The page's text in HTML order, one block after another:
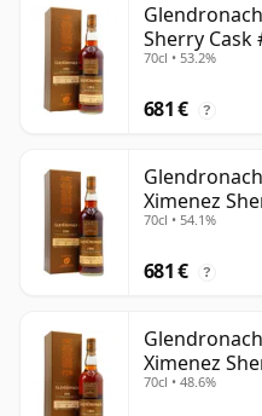
Sherry Cask
70cl • 53.2%
681 € ?
Ximenez
años
70cl • 54.1%
681 € ?
Ximenez
años
70cl • 48.6%